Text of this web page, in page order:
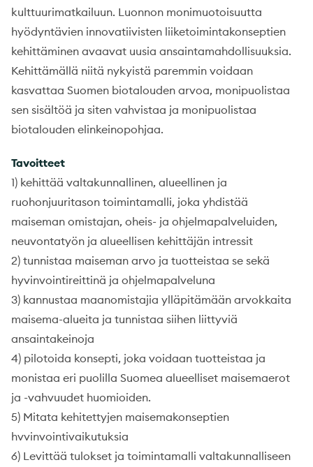
kulttuurimatkailuun. Luonnon monimuotoisuutta
hyödyntävien innovatiivisten liiketoimintakonseptien
kehittäminen avaavat uusia ansaintamahdollisuuksia.
Kehittämällä niitä nykyistä paremmin voidaan
kasvattaa Suomen biotalouden arvoa, monipuolistaa
sen sisältöä ja siten vahvistaa ja monipuolistaa
biotalouden elinkeinopohjaa.
Tavoitteet
1) kehittää valtakunnallinen, alueellinen ja
ruohonjuuritason toimintamalli, joka yhdistää
maiseman omistajan, oheis- ja ohjelmapalveluiden,
neuvontatyön ja alueellisen kehittäjän intressit
2) tunnistaa maiseman arvo ja tuotteistaa se sekä
hyvinvointireittinä ja ohjelmapalveluna
3) kannustaa maanomistajia ylläpitämään arvokkaita
maisema-alueita ja tunnistaa siihen liittyviä
ansaintakeinoja
4) pilotoida konsepti, joka voidaan tuotteistaa ja
monistaa eri puolilla Suomea alueelliset maisemaerot
ja -vahvuudet huomioiden.
5) Mitata kehitettyjen maisemakonseptien
hvvinvointivaikutuksia
6) Levittää tulokset ja toimintamalli valtakunnalliseen